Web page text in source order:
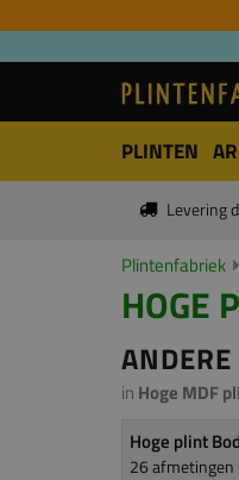
PLINTEN
Levering
Plintenfabriek
HOGE
in Hoge MDF
Hoge plint
26 afmetingen